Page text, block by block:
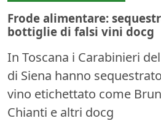
Frode alimentare:
bottiglie di falsi vini docg
In Toscana i Carabinieri
di Siena hanno
vino etichettato come
Chianti e altri docg